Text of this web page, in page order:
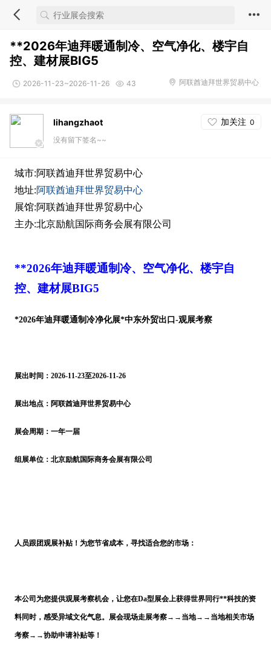
**2026年迪拜暖通制冷、空气净化、楼宇自
控、建材展BIG5
2026-11-23~2026-11-26 43 阿联酋迪拜世界贸易中心
lihangzhaot 加关注 0
没有留下签名~~
城市:阿联酋迪拜世界贸易中心
地址:阿联酋迪拜世界贸易中心
展馆:阿联酋迪拜世界贸易中心
主办:北京励航国际商务会展有限公司
**2026年迪拜暖通制冷、空气净化、楼宇自
控、建材展BIG5
*2026年迪拜暖通制冷净化展*中东外贸出口-观展考察
展出时间： 2026-11-23至2026-11-26
展出地点：阿联酋迪拜世界贸易中心
展会周期：一年一届
组展单位： 北京励航国际商务会展有限公司
人员跟团观展补贴！为您节省成本，寻找适合您的市场：
本公司为您提供观展考察机会，让您在Da型展会上获得世界同行**科技的资
料同时，感受异域文化气息。展会现场走展考察→→当地→→当地相关市场
考察→→协助申请补贴等！